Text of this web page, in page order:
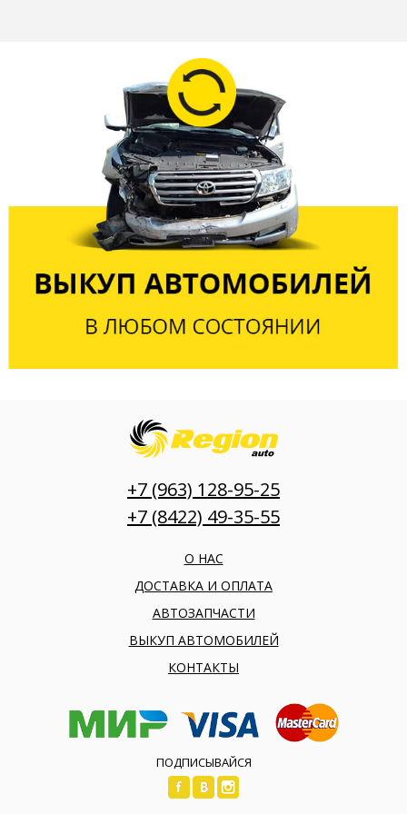
+7 (963) 128-95-25
+7 (8422) 49-35-55
О НАС
ДОСТАВКА И ОПЛАТА
АВТОЗАПЧАСТИ
ВЫКУП АВТОМОБИЛЕЙ
КОНТАКТЫ
ПОДПИСЫВАЙСЯ